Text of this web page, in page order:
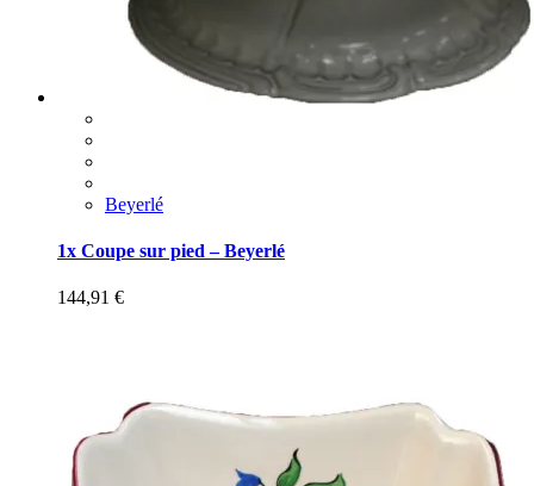
Beyerlé
1x Coupe sur pied – Beyerlé
144,91 €